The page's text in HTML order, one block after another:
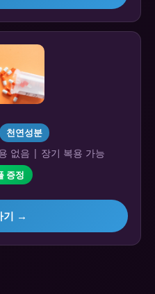
천연성분
없음 | 장기 복용 가능
증정
기 →